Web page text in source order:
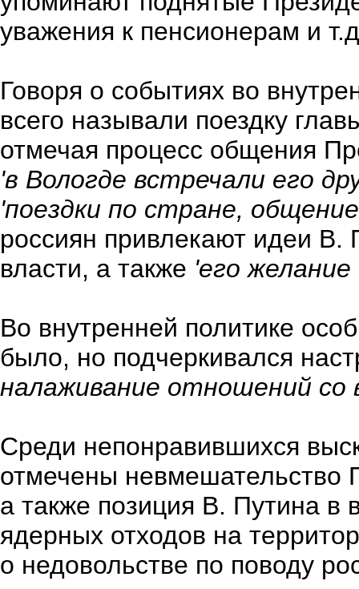
уважения к пенсионерам и
Говоря о событиях во
всего называли поездку
отмечая процесс общения
'в Вологде встречали его
'поездки по стране,
россиян привлекают идеи
власти, а также 'его
Во внутренней политике
было, но подчеркивался
налаживание отношений со
Среди непонравившихся
отмечены невмешательство
а также позиция В. Путина в
ядерных отходов на
о недовольстве по поводу